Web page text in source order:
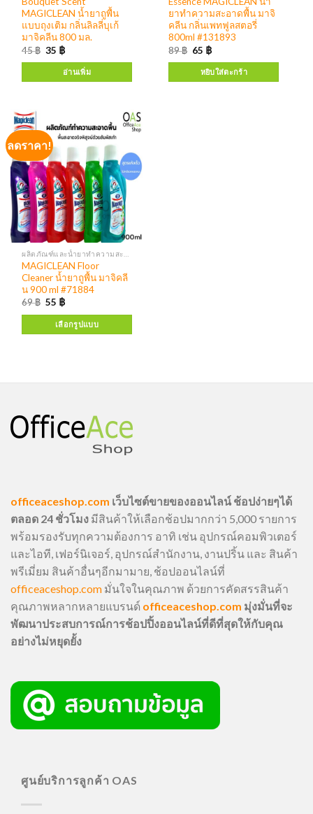
MAGICLEAN น้ำยาถูพื้น
แบบถุงเติม กลิ่นลิลลี่บุเก้
มาจิคลีน 800 มล.
45฿ 35 ฿
อ่านเพิ่ม
ยาทําความสะอาดพื้น มาจิ
คลีน กลิ่นเพทฟูลสตอรี่
800ml #131893
89฿ 65 ฿
หยิบใส่ตะกร้า
ลดราคา!
MAGICLEAN Floor
Cleaner น้ำยาถูพื้น มาจิคลี
น 900 ml #71884
69฿ 55 ฿
เลือกรูปแบบ
officeaceshop.com เว็บไซต์ขายของออนไลน์ ช้อปง่ายๆได้
ตลอด 24 ชั่วโมง มีสินค้าให้เลือกช้อปมากกว่า 5,000 รายการ
พร้อมรองรับทุกความต้องการ อาทิ เช่น อุปกรณ์คอมพิวเตอร์
และไอที, เฟอร์นิเจอร์, อุปกรณ์สำนักงาน, งานปริ้น และ สินค้า
พรีเมี่ยม สินค้าอื่นๆอีกมามาย, ช้อปออนไลน์ที่
officeaceshop.com มั่นใจในคุณภาพ ด้วยการคัดสรรสินค้า
คุณภาพหลากหลายแบรนด์ officeaceshop.com มุ่งมั่นที่จะ
พัฒนาประสบการณ์การช้อปปิ้งออนไลน์ที่ดีที่สุดให้กับคุณ
อย่างไม่หยุดยั้ง
ศูนย์บริการลูกค้า OAS